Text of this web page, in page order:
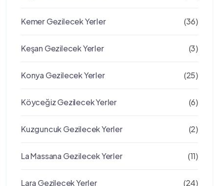
Kemer Gezilecek Yerler (36)
Keşan Gezilecek Yerler (3)
Konya Gezilecek Yerler (25)
Köyceğiz Gezilecek Yerler (6)
Kuzguncuk Gezilecek Yerler (2)
La Massana Gezilecek Yerler (11)
Lara Gezilecek Yerler (24)